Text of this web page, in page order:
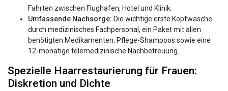
Fahrten zwischen Flughafen, Hotel und Klinik.
Umfassende Nachsorge: Die wichtige erste Kopfwäsche
durch medizinisches Fachpersonal, ein Paket mit allen
benötigten Medikamenten, Pflege-Shampoos sowie eine
12-monatige telemedizinische Nachbetreuung.
Spezielle Haarrestaurierung für Frauen:
Diskretion und Dichte